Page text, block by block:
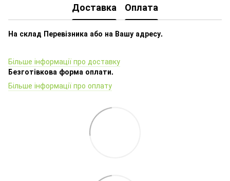
Доставка Оплата
На склад Перевізника або на Вашу адресу.
Більше інформації про доставку
Безготівкова форма оплати.
Більше інформації про оплату